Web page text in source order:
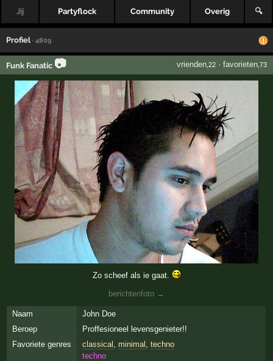
Jij Partyflock Community Overig 🔍
Profiel · 4809
Funk Fanatic 📷 vrienden,22· favorieten,73
Zo scheef als ie gaat.
berichtenfoto →
Naam
John Doe
Beroep
Proffesioneel levensgenieter!!
Favoriete genres
classical minimal
techno
techno